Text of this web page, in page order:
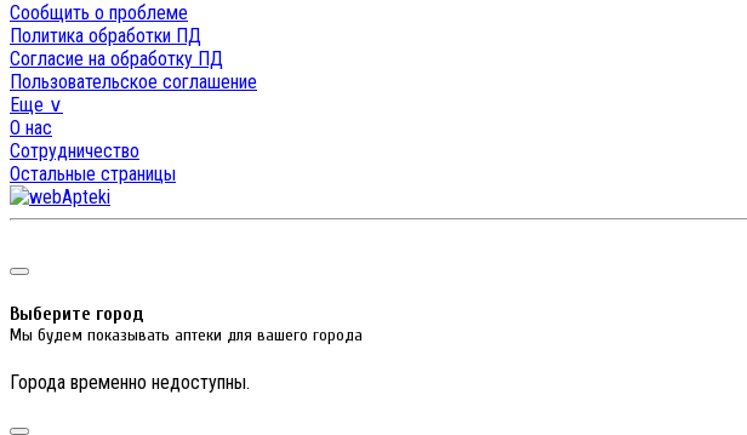
Сообщить о проблеме
Политика обработки ПД
Согласие на обработку ПД
Пользовательское соглашение
Еще ∨
О нас
Сотрудничество
Остальные страницы
Выберите город
Мы будем показывать аптеки для вашего города
Города временно недоступны.